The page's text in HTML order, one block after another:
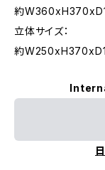
約
立体サイズ：
約